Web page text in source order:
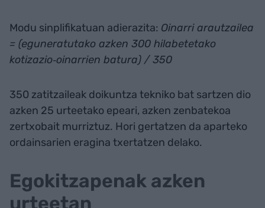
Modu sinplifikatuan adierazita: Oinarri arautzailea
= (eguneratutako azken 300 hilabetetako
kotizazio‑oinarrien batura) / 350
350 zatitzaileak doikuntza tekniko bat sartzen dio
azken 25 urteetako epeari, azken zenbatekoa
zertxobait murriztuz. Hori gertatzen da aparteko
ordainsarien eragina txertatzen delako.
Egokitzapenak azken
urteetan